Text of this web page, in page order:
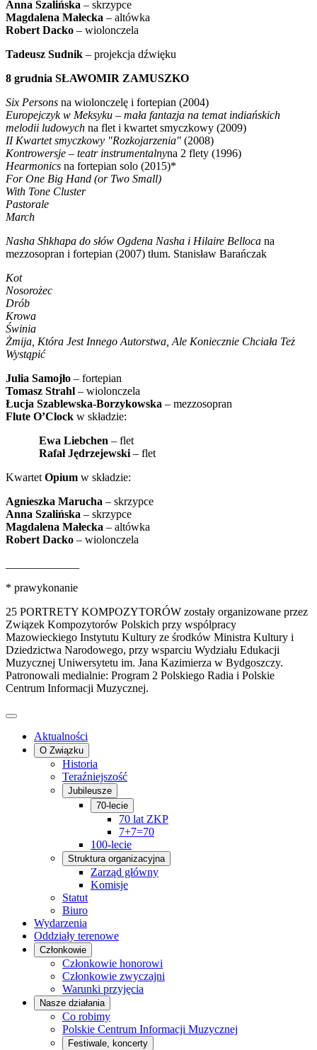
Anna Szalińska – skrzypce
Magdalena Małecka – altówka
Robert Dacko – wiolonczela
Tadeusz Sudnik – projekcja dźwięku
8 grudnia SŁAWOMIR ZAMUSZKO
Six Persons na wiolonczelę i fortepian (2004)
Europejczyk w Meksyku – mała fantazja na temat indiańskich
melodii ludowych na flet i kwartet smyczkowy (2009)
II Kwartet smyczkowy "Rozkojarzenia" (2008)
Kontrowersje – teatr instrumentalnyna 2 flety (1996)
Hearmonics na fortepian solo (2015)*
For One Big Hand (or Two Small)
With Tone Cluster
Pastorale
March
Nasha Shkhapa do słów Ogdena Nasha i Hilaire Belloca na
mezzosopran i fortepian (2007) tłum. Stanisław Barańczak
Kot
Nosorożec
Drób
Krowa
Świnia
Żmija, Która Jest Innego Autorstwa, Ale Koniecznie Chciała Też
Wystąpić
Julia Samojło – fortepian
Tomasz Strahl – wiolonczela
Łucja Szablewska-Borzykowska – mezzosopran
Flute O’Clock w składzie:
Ewa Liebchen – flet
Rafał Jędrzejewski– flet
Kwartet Opium w składzie:
Agnieszka Marucha – skrzypce
Anna Szalińska – skrzypce
Magdalena Małecka – altówka
Robert Dacko – wiolonczela
* prawykonanie
25 PORTRETY KOMPOZYTORÓW zostały organizowane przez
Związek Kompozytorów Polskich przy wspólpracy
Mazowieckiego Instytutu Kultury ze środków Ministra Kultury i
Dziedzictwa Narodowego, przy wsparciu Wydziału Edukacji
Muzycznej Uniwersytetu im. Jana Kazimierza w Bydgoszczy.
Patronowali medialnie: Program 2 Polskiego Radia i Polskie
Centrum Informacji Muzycznej.
Aktualności
O Związku
Historia
Teraźniejszość
Jubileusze
70-lecie
70 lat ZKP
7+7=70
100-lecie
Struktura organizacyjna
Zarząd główny
Komisje
Statut
Biuro
Wydarzenia
Oddziały terenowe
Członkowie
Członkowie honorowi
Członkowie zwyczajni
Warunki przyjęcia
Nasze działania
Co robimy
Polskie Centrum Informacji Muzycznej
Festiwale, koncerty